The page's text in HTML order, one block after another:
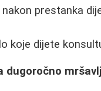
prestanka
koje dijete
dugoročno